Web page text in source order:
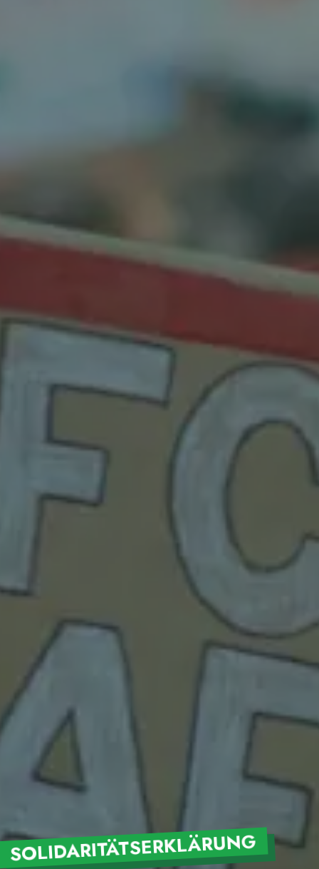
SOLIDARITÄTSERKLÄRUNG